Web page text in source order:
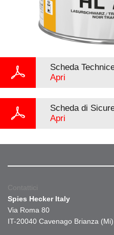
Scheda
Apri
Scheda di
Apri
Contattici
Spies Hecker Italy
Via Roma 80
IT-20040 Cavenago Brianza (Mi)